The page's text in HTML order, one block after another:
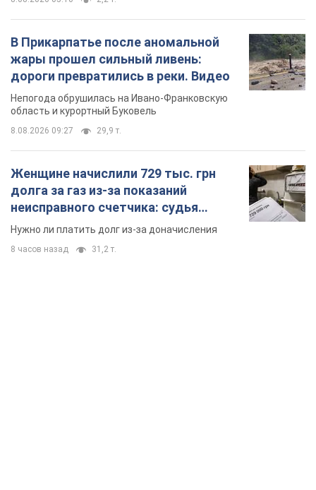
В Прикарпатье после аномальной
жары прошел сильный ливень:
дороги превратились в реки. Видео
Непогода обрушилась на Ивано-Франковскую
область и курортный Буковель
8.08.2026 09:27 29,9 т.
Женщине начислили 729 тыс. грн
долга за газ из-за показаний
неисправного счетчика: судья
вынес неожиданное решение
Нужно ли платить долг из-за доначисления
8 часов назад 31,2 т.